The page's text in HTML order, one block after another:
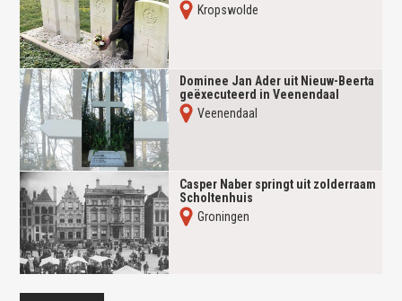
Kropswolde
Dominee Jan Ader uit Nieuw-Beerta
geëxecuteerd in Veenendaal
Veenendaal
Casper Naber springt uit zolderraam
Scholtenhuis
Groningen